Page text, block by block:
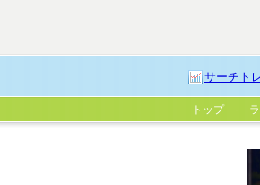
サーチト
トップ